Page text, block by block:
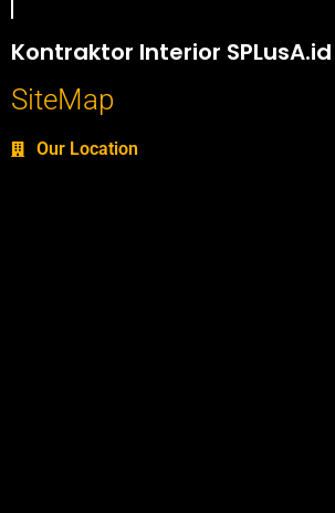
Kontraktor Interior SPLusA.id
SiteMap
Our Location